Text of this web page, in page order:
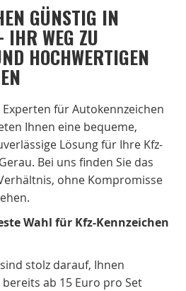
GÜNSTIG IN
IHR WEG ZU
HOCHWERTIGEN
für Autokennzeichen
Ihnen eine bequeme,
Lösung für Ihre Kfz-
Bei uns finden Sie das
ohne Kompromisse
Wahl für Kfz-Kennzeichen
stolz darauf, Ihnen
ab 15 Euro pro Set